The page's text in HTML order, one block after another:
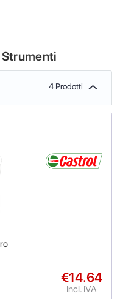
4 Prodotti
€14.64
Incl. IVA